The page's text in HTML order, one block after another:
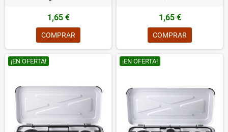
1,65 €
COMPRAR
1,65 €
COMPRAR
¡EN OFERTA! ¡EN OFERTA!